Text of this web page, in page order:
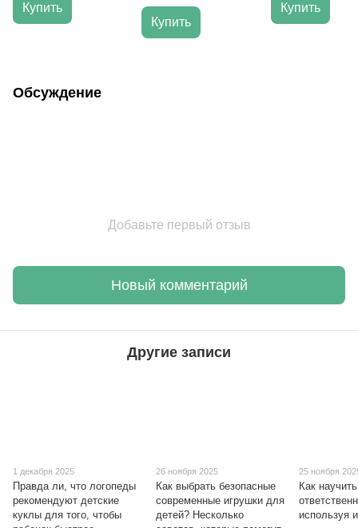
Купить
Купить
Купить
Обсуждение
Добавьте первый отзыв
Новый комментарий
Другие записи
1 декабря 2025
Правда ли, что логопеды
рекомендуют детские
куклы для того, чтобы
26 ноября 2025
Как выбрать безопасные
современные игрушки для
детей? Несколько
25 ноября
Как
используя